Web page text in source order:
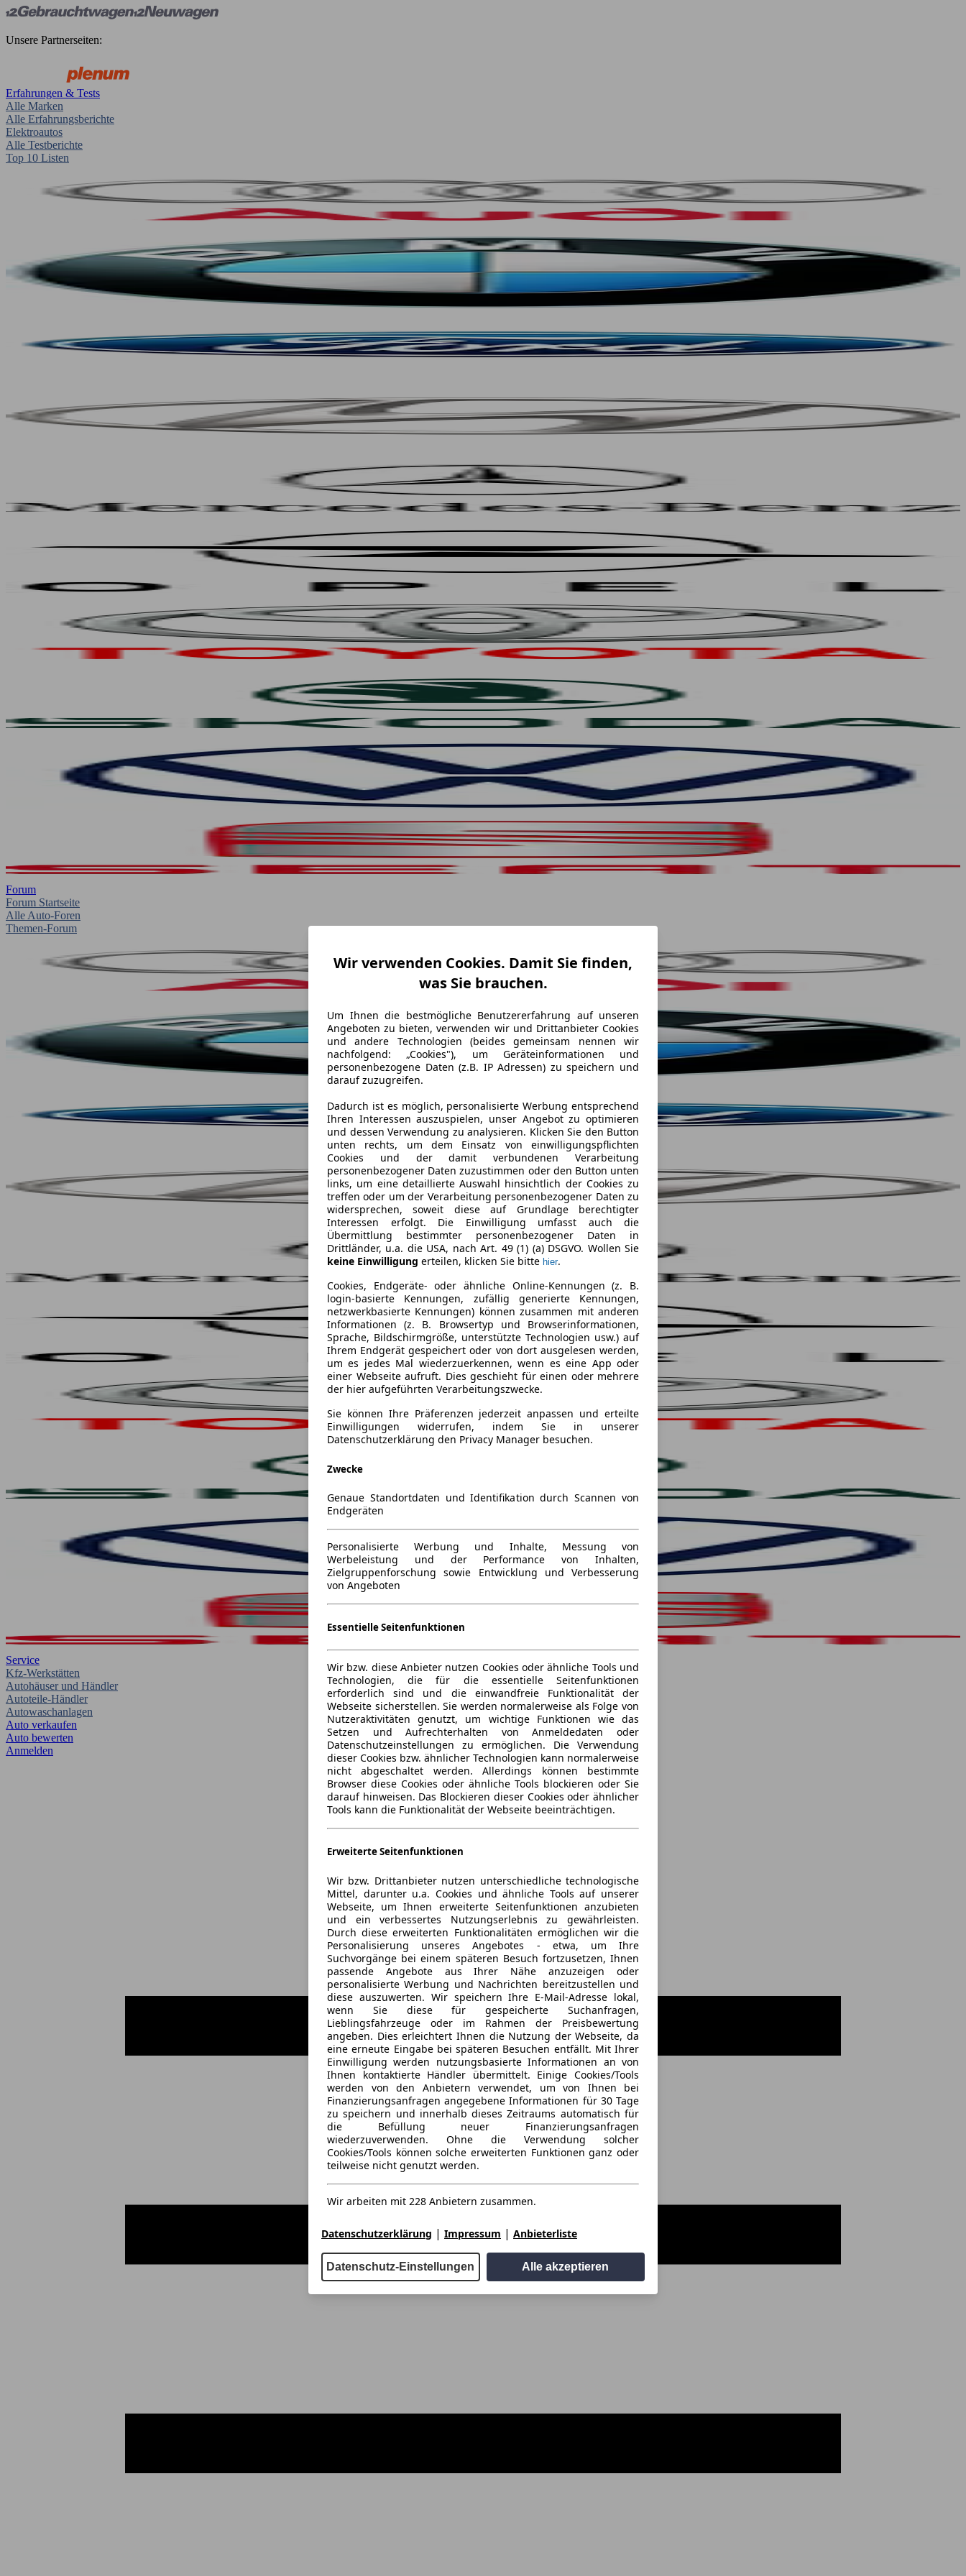
Unsere Partnerseiten:
Erfahrungen & Tests
Alle Marken
Alle Erfahrungsberichte
Elektroautos
Alle Testberichte
Top 10 Listen
Forum
Forum Startseite
Alle Auto-Foren
Themen-Forum
Service
Kfz-Werkstätten
Autohäuser und Händler
Autoteile-Händler
Autowaschanlagen
Auto verkaufen
Auto bewerten
Anmelden
Wir verwenden Cookies. Damit Sie finden,
was Sie brauchen.
Um Ihnen die bestmögliche Benutzererfahrung auf unseren
Angeboten zu bieten, verwenden wir und Drittanbieter Cookies
und andere Technologien (beides gemeinsam nennen wir
nachfolgend: „Cookies"), um Geräteinformationen und
personenbezogene Daten (z.B. IP Adressen) zu speichern und
darauf zuzugreifen.
Dadurch ist es möglich, personalisierte Werbung entsprechend
Ihren Interessen auszuspielen, unser Angebot zu optimieren
und dessen Verwendung zu analysieren. Klicken Sie den Button
unten rechts, um dem Einsatz von einwilligungspflichten
Cookies und der damit verbundenen Verarbeitung
personenbezogener Daten zuzustimmen oder den Button unten
links, um eine detaillierte Auswahl hinsichtlich der Cookies zu
treffen oder um der Verarbeitung personenbezogener Daten zu
widersprechen, soweit diese auf Grundlage berechtigter
Interessen erfolgt. Die Einwilligung umfasst auch die
Übermittlung bestimmter personenbezogener Daten in
Drittländer, u.a. die USA, nach Art. 49 (1) (a) DSGVO. Wollen Sie
keine Einwilligung erteilen, klicken Sie bitte hier.
Cookies, Endgeräte- oder ähnliche Online-Kennungen (z. B.
login-basierte Kennungen, zufällig generierte Kennungen,
netzwerkbasierte Kennungen) können zusammen mit anderen
Informationen (z. B. Browsertyp und Browserinformationen,
Sprache, Bildschirmgröße, unterstützte Technologien usw.) auf
Ihrem Endgerät gespeichert oder von dort ausgelesen werden,
um es jedes Mal wiederzuerkennen, wenn es eine App oder
einer Webseite aufruft. Dies geschieht für einen oder mehrere
der hier aufgeführten Verarbeitungszwecke.
Sie können Ihre Präferenzen jederzeit anpassen und erteilte
Einwilligungen widerrufen, indem Sie in unserer
Datenschutzerklärung den Privacy Manager besuchen.
Zwecke
Genaue Standortdaten und Identifikation durch Scannen von
Endgeräten
Personalisierte Werbung und Inhalte, Messung von
Werbeleistung und der Performance von Inhalten,
Zielgruppenforschung sowie Entwicklung und Verbesserung
von Angeboten
Essentielle Seitenfunktionen
Wir bzw. diese Anbieter nutzen Cookies oder ähnliche Tools und
Technologien, die für die essentielle Seitenfunktionen
erforderlich sind und die einwandfreie Funktionalität der
Webseite sicherstellen. Sie werden normalerweise als Folge von
Nutzeraktivitäten genutzt, um wichtige Funktionen wie das
Setzen und Aufrechterhalten von Anmeldedaten oder
Datenschutzeinstellungen zu ermöglichen. Die Verwendung
dieser Cookies bzw. ähnlicher Technologien kann normalerweise
nicht abgeschaltet werden. Allerdings können bestimmte
Browser diese Cookies oder ähnliche Tools blockieren oder Sie
darauf hinweisen. Das Blockieren dieser Cookies oder ähnlicher
Tools kann die Funktionalität der Webseite beeinträchtigen.
Erweiterte Seitenfunktionen
Wir bzw. Drittanbieter nutzen unterschiedliche technologische
Mittel, darunter u.a. Cookies und ähnliche Tools auf unserer
Webseite, um Ihnen erweiterte Seitenfunktionen anzubieten
und ein verbessertes Nutzungserlebnis zu gewährleisten.
Durch diese erweiterten Funktionalitäten ermöglichen wir die
Personalisierung unseres Angebotes - etwa, um Ihre
Suchvorgänge bei einem späteren Besuch fortzusetzen, Ihnen
passende Angebote aus Ihrer Nähe anzuzeigen oder
personalisierte Werbung und Nachrichten bereitzustellen und
diese auszuwerten. Wir speichern Ihre E-Mail-Adresse lokal,
wenn Sie diese für gespeicherte Suchanfragen,
Lieblingsfahrzeuge oder im Rahmen der Preisbewertung
angeben. Dies erleichtert Ihnen die Nutzung der Webseite, da
eine erneute Eingabe bei späteren Besuchen entfällt. Mit Ihrer
Einwilligung werden nutzungsbasierte Informationen an von
Ihnen kontaktierte Händler übermittelt. Einige Cookies/Tools
werden von den Anbietern verwendet, um von Ihnen bei
Finanzierungsanfragen angegebene Informationen für 30 Tage
zu speichern und innerhalb dieses Zeitraums automatisch für
die Befüllung neuer Finanzierungsanfragen
wiederzuverwenden. Ohne die Verwendung solcher
Cookies/Tools können solche erweiterten Funktionen ganz oder
teilweise nicht genutzt werden.
Wir arbeiten mit 228 Anbietern zusammen.
Datenschutzerklärung | Impressum | Anbieterliste
Datenschutz-Einstellungen Alle akzeptieren